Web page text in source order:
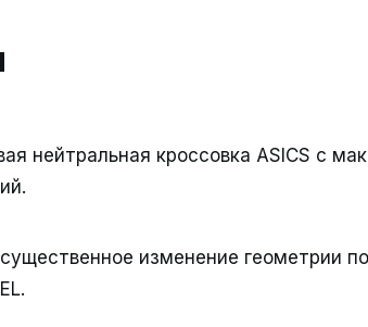
нейтральная кроссовка ASICS с
изменение геометрии